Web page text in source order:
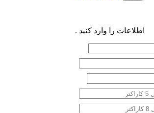
اطلاعات را وارد کنید .